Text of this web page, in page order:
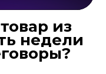
из
недели